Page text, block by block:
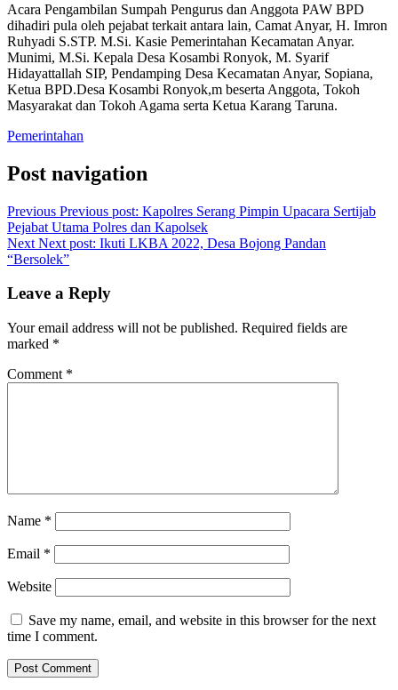
Acara Pengambilan Sumpah Pengurus dan Anggota PAW BPD
dihadiri pula oleh pejabat terkait antara lain, Camat Anyar, H. Imron
Ruhyadi S.STP. M.Si. Kasie Pemerintahan Kecamatan Anyar.
Munimi, M.Si. Kepala Desa Kosambi Ronyok, M. Syarif
Hidayattallah SIP, Pendamping Desa Kecamatan Anyar, Sopiana,
Ketua BPD.Desa Kosambi Ronyok,m beserta Anggota, Tokoh
Masyarakat dan Tokoh Agama serta Ketua Karang Taruna.
Pemerintahan
Post navigation
Previous Previous post: Kapolres Serang Pimpin Upacara Sertijab
Pejabat Utama Polres dan Kapolsek
Next Next post: Ikuti LKBA 2022, Desa Bojong Pandan
“Bersolek”
Leave a Reply
Your email address will not be published. Required fields are
marked *
Comment *
Name *
Email *
Website
Save my name, email, and website in this browser for the next
time I comment.